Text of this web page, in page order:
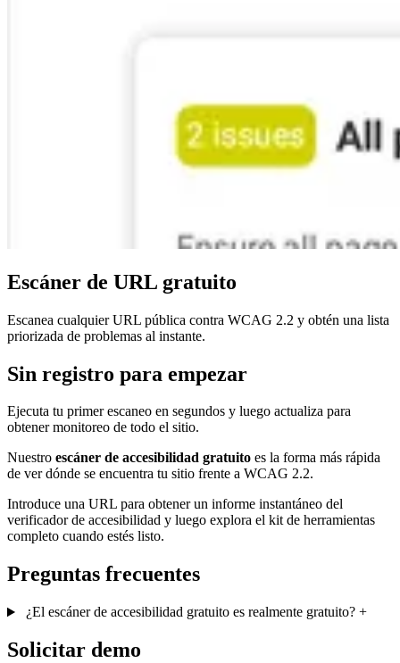
Escáner de URL gratuito
Escanea cualquier URL pública contra WCAG 2.2 y obtén una lista
priorizada de problemas al instante.
Sin registro para empezar
Ejecuta tu primer escaneo en segundos y luego actualiza para
obtener monitoreo de todo el sitio.
Nuestro escáner de accesibilidad gratuito es la forma más rápida
de ver dónde se encuentra tu sitio frente a WCAG 2.2.
Introduce una URL para obtener un informe instantáneo del
verificador de accesibilidad y luego explora el kit de herramientas
completo cuando estés listo.
Preguntas frecuentes
¿El escáner de accesibilidad gratuito es realmente gratuito? +
Solicitar demo